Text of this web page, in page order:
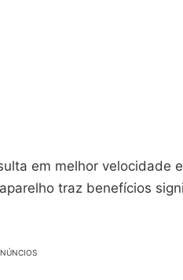
em melhor velocidade
traz benefícios